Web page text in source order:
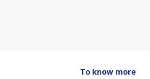
To know more